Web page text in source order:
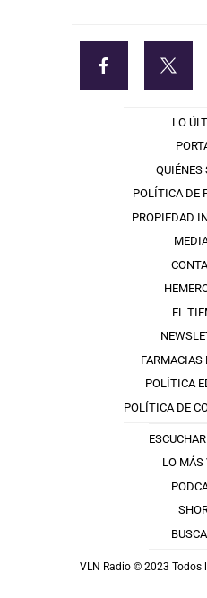
LO
QUIÉNES
POLÍTICA DE
PROPIEDAD
EL
FARMACIAS
POLÍTICA
POLÍTICA DE
LO MÁS
VLN Radio © 2023 Todos